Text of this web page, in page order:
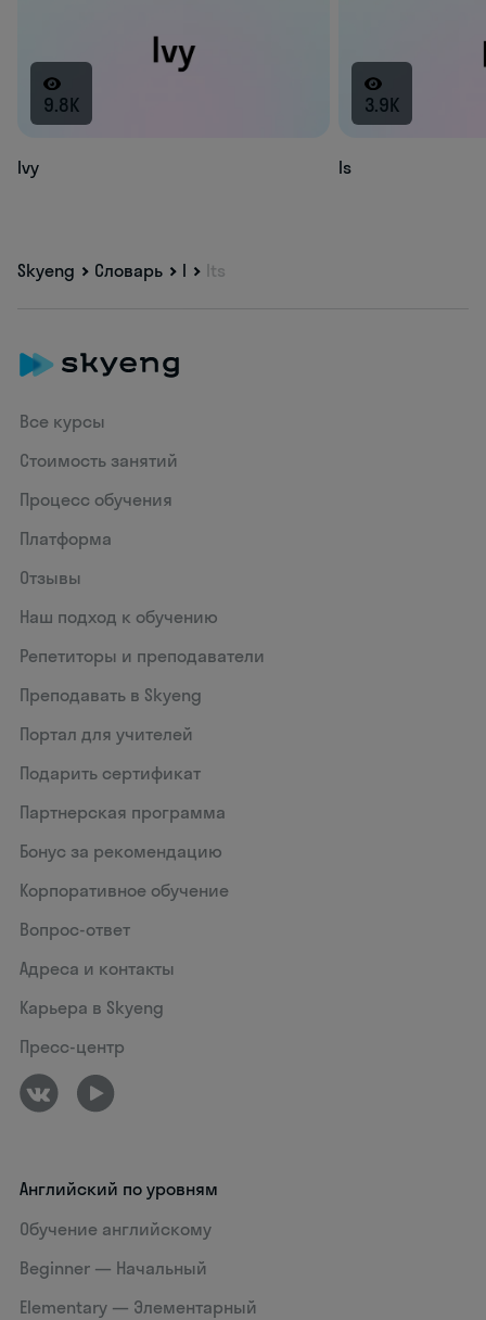
9.8K
Ivy
3.9K
Is
Skyeng Словарь I Its
Все курсы
Стоимость занятий
Процесс обучения
Платформа
Отзывы
Наш подход к обучению
Репетиторы и преподаватели
Преподавать в Skyeng
Портал для учителей
Подарить сертификат
Партнерская программа
Бонус за рекомендацию
Корпоративное обучение
Вопрос-ответ
Адреса и контакты
Карьера в Skyeng
Пресс-центр
Английский по уровням
Обучение английскому
Beginner — Начальный
Elementary — Элементарный